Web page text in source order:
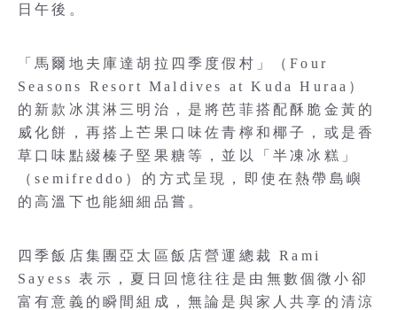
日午後。
「馬爾地夫庫達胡拉四季度假村」（Four
Seasons Resort Maldives at Kuda Huraa）
的新款冰淇淋三明治，是將芭菲搭配酥脆金黃的
威化餅，再搭上芒果口味佐青檸和椰子，或是香
草口味點綴榛子堅果糖等，並以「半凍冰糕」
（semifreddo）的方式呈現，即使在熱帶島嶼
的高溫下也能細細品嘗。
四季飯店集團亞太區飯店營運總裁 Rami
Sayess 表示，夏日回憶往往是由無數個微小卻
富有意義的瞬間組成，無論是與家人共享的清涼